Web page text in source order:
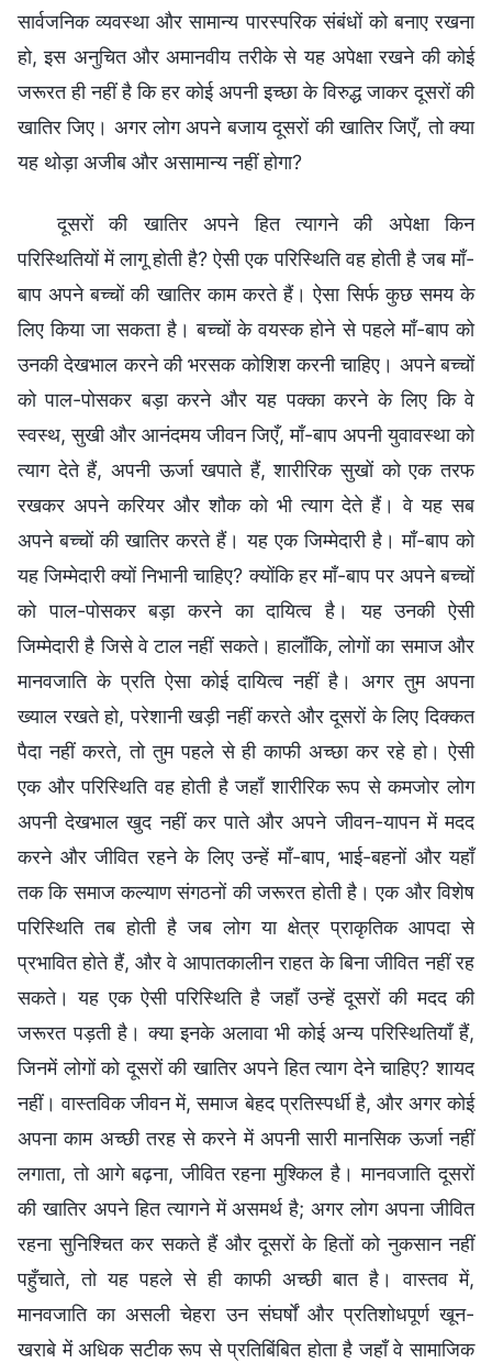
सार्वजनिक व्यवस्था और सामान्य पारस्परिक संबंधों को बनाए रखना
हो, इस अनुचित और अमानवीय तरीके से यह अपेक्षा रखने की कोई
जरूरत ही नहीं है कि हर कोई अपनी इच्छा के विरुद्ध जाकर दूसरों की
खातिर जिए। अगर लोग अपने बजाय दूसरों की खातिर जिएँ, तो क्या
यह थोड़ा अजीब और असामान्य नहीं होगा?
दूसरों की खातिर अपने हित त्यागने की अपेक्षा किन
परिस्थितियों में लागू होती है? ऐसी एक परिस्थिति वह होती है जब माँ-
बाप अपने बच्चों की खातिर काम करते हैं। ऐसा सिर्फ कुछ समय के
लिए किया जा सकता है। बच्चों के वयस्क होने से पहले माँ-बाप को
उनकी देखभाल करने की भरसक कोशिश करनी चाहिए। अपने बच्चों
को पाल-पोसकर बड़ा करने और यह पक्का करने के लिए कि वे
स्वस्थ, सुखी और आनंदमय जीवन जिएँ, माँ-बाप अपनी युवावस्था को
त्याग देते हैं, अपनी ऊर्जा खपाते हैं, शारीरिक सुखों को एक तरफ
रखकर अपने करियर और शौक को भी त्याग देते हैं। वे यह सब
अपने बच्चों की खातिर करते हैं। यह एक जिम्मेदारी है। माँ-बाप को
यह जिम्मेदारी क्यों निभानी चाहिए? क्योंकि हर माँ-बाप पर अपने बच्चों
को पाल-पोसकर बड़ा करने का दायित्व है। यह उनकी ऐसी
जिम्मेदारी है जिसे वे टाल नहीं सकते। हालाँकि, लोगों का समाज और
मानवजाति के प्रति ऐसा कोई दायित्व नहीं है। अगर तुम अपना
ख्याल रखते हो, परेशानी खड़ी नहीं करते और दूसरों के लिए दिक्कत
पैदा नहीं करते, तो तुम पहले से ही काफी अच्छा कर रहे हो। ऐसी
एक और परिस्थिति वह होती है जहाँ शारीरिक रूप से कमजोर लोग
अपनी देखभाल खुद नहीं कर पाते और अपने जीवन-यापन में मदद
करने और जीवित रहने के लिए उन्हें माँ-बाप, भाई-बहनों और यहाँ
तक कि समाज कल्याण संगठनों की जरूरत होती है। एक और विशेष
परिस्थिति तब होती है जब लोग या क्षेत्र प्राकृतिक आपदा से
प्रभावित होते हैं, और वे आपातकालीन राहत के बिना जीवित नहीं रह
सकते। यह एक ऐसी परिस्थिति है जहाँ उन्हें दूसरों की मदद की
जरूरत पड़ती है। क्या इनके अलावा भी कोई अन्य परिस्थितियाँ हैं,
जिनमें लोगों को दूसरों की खातिर अपने हित त्याग देने चाहिए? शायद
नहीं। वास्तविक जीवन में, समाज बेहद प्रतिस्पर्धी है, और अगर कोई
अपना काम अच्छी तरह से करने में अपनी सारी मानसिक ऊर्जा नहीं
लगाता, तो आगे बढ़ना, जीवित रहना मुश्किल है। मानवजाति दूसरों
की खातिर अपने हित त्यागने में असमर्थ है; अगर लोग अपना जीवित
रहना सुनिश्चित कर सकते हैं और दूसरों के हितों को नुकसान नहीं
पहुँचाते, तो यह पहले से ही काफी अच्छी बात है। वास्तव में,
मानवजाति का असली चेहरा उन संघर्षों और प्रतिशोधपूर्ण खून-
खराबे में अधिक सटीक रूप से प्रतिबिंबित होता है जहाँ वे सामाजिक